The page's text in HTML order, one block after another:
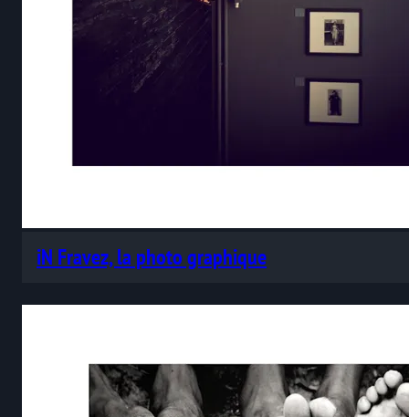
iN Fravez, la photo graphique